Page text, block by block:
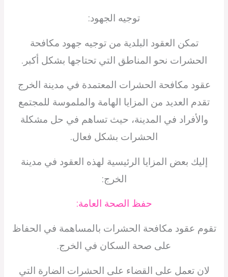
توجيه الجهود:
تمكن العقود البلدية من توجيه جهود مكافحة
الحشرات نحو المناطق التي تحتاجها بشكل أكبر.
عقود مكافحة الحشرات المعتمدة في مدينة الخرج
تقدم العديد من المزايا الهامة والملموسة للمجتمع
والأفراد في المدينة، حيث تساهم في حل مشكلة
الحشرات بشكل فعال.
إليك بعض المزايا الرئيسية لهذه العقود في مدينة
الخرج:
حفظ الصحة العامة:
تقوم عقود مكافحة الحشرات بالمساهمة في الحفاظ
على صحة السكان في الخرج.
لان تعمل على القضاء على الحشرات الضارة التي